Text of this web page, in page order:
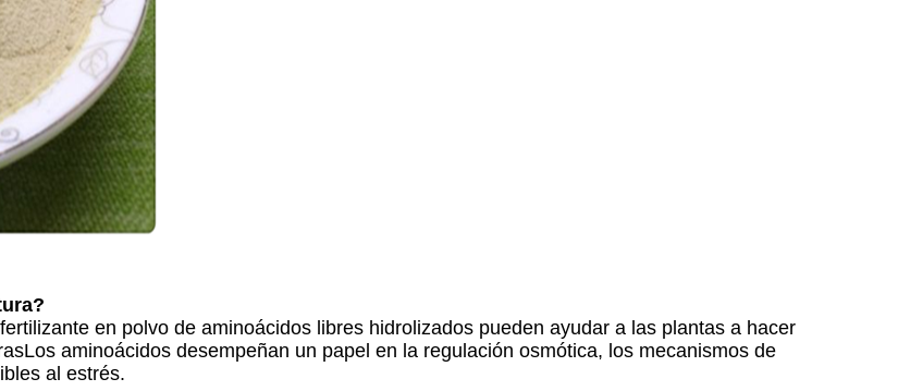
en polvo de aminoácidos libres hidrolizados pueden ayudar a las plantas a hacer
aminoácidos desempeñan un papel en la regulación osmótica, los mecanismos de
al estrés.